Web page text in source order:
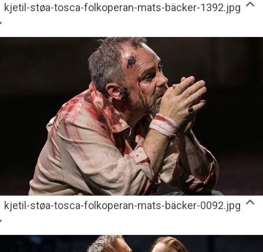
kjetil-støa-tosca-folkoperan-mats-bäcker-1392.jpg
kjetil-støa-tosca-folkoperan-mats-bäcker-0092.jpg